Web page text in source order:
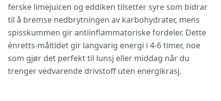
ferske limejuicen og eddiken tilsetter syre som bidrar
til å bremse nedbrytningen av karbohydrater, mens
spisskummen gir antiinflammatoriske fordeler. Dette
énretts-måltidet gir langvarig energi i 4-6 timer, noe
som gjør det perfekt til lunsj eller middag når du
trenger vedvarende drivstoff uten energikrasj.